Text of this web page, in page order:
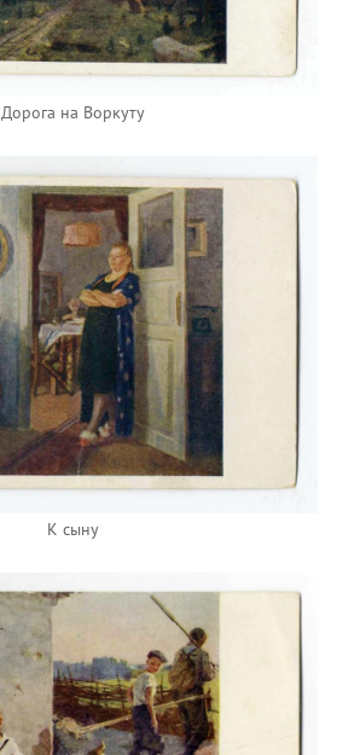
Дорога на Воркуту
К сыну